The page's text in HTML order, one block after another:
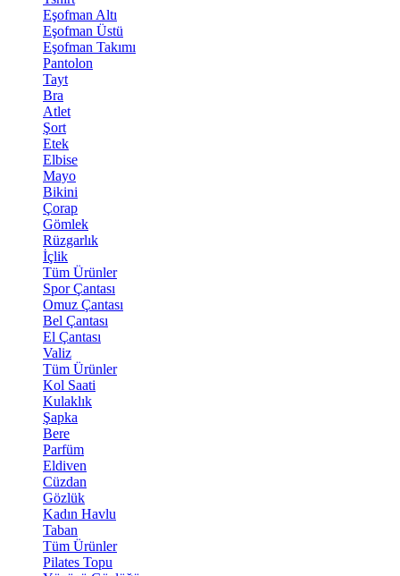
Eşofman Altı
Eşofman Üstü
Eşofman Takımı
Pantolon
Tayt
Bra
Atlet
Şort
Etek
Elbise
Mayo
Bikini
Çorap
Gömlek
Rüzgarlık
İçlik
Tüm Ürünler
Spor Çantası
Omuz Çantası
Bel Çantası
El Çantası
Valiz
Tüm Ürünler
Kol Saati
Kulaklık
Şapka
Bere
Parfüm
Eldiven
Cüzdan
Gözlük
Kadın Havlu
Taban
Tüm Ürünler
Pilates Topu